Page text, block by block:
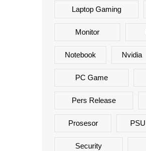
Laptop Gaming
Monitor
Notebook Nvidia
PC Game
Pers Release
Prosesor PSU
Security